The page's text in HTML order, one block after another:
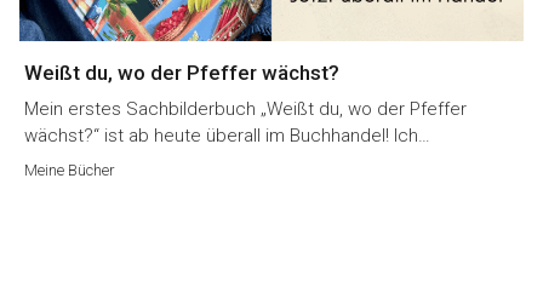
Weißt du, wo der Pfeffer wächst?
Mein erstes Sachbilderbuch „Weißt du, wo der Pfeffer
wächst?“ ist ab heute überall im Buchhandel! Ich…
Meine Bücher